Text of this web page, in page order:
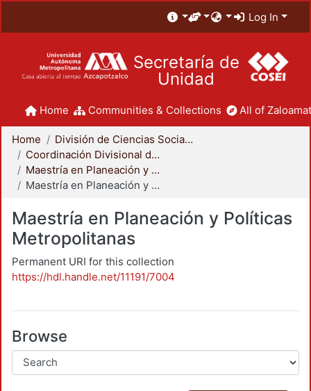
Log In
Secretaría de
Unidad
Home Communities & Collections All of
Home
División de Ciencias Sociales y Humanidades
Coordinación Divisional de Posgrado
Maestría en Planeación y Políticas Metropolitanas
Maestría en Planeación y Políticas Metropolitanas
Maestría en Planeación y Políticas
Metropolitanas
Permanent URI for this collection
https://hdl.handle.net/11191/7004
Browse